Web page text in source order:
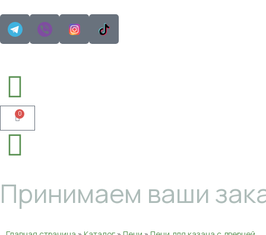
0
Принимаем ваши